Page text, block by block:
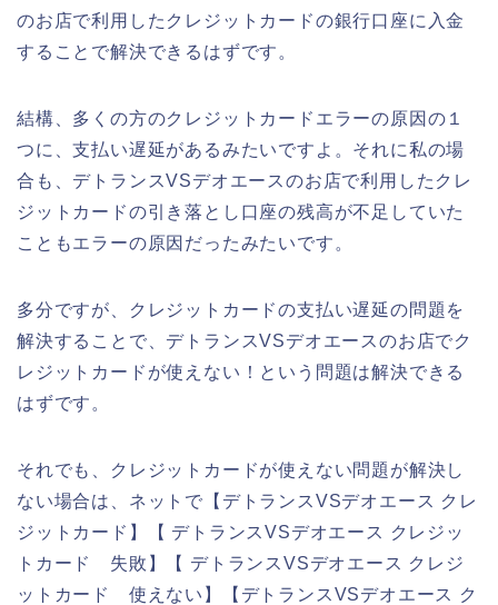
のお店で利用したクレジットカードの銀行口座に入金
することで解決できるはずです。
結構、多くの方のクレジットカードエラーの原因の１
つに、支払い遅延があるみたいですよ。それに私の場
合も、デトランスVSデオエースのお店で利用したクレ
ジットカードの引き落とし口座の残高が不足していた
こともエラーの原因だったみたいです。
多分ですが、クレジットカードの支払い遅延の問題を
解決することで、デトランスVSデオエースのお店でク
レジットカードが使えない！という問題は解決できる
はずです。
それでも、クレジットカードが使えない問題が解決し
ない場合は、ネットで【デトランスVSデオエース クレ
ジットカード】【 デトランスVSデオエース クレジッ
トカード 失敗】【 デトランスVSデオエース クレジ
ットカード 使えない】【デトランスVSデオエース ク